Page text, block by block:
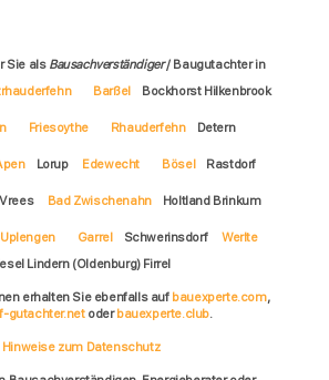
Sie als Bausachverständiger/ Baugutachter in
Barßel Bockhorst Hilkenbrook
Friesoythe Rhauderfehn Detern
Lorup Edewecht Bösel Rastdorf
Bad Zwischenahn Holtland Brinkum
Uplengen Garrel Schwerinsdorf
Werlte
Lindern (Oldenburg) Firrel
erhalten Sie ebenfalls auf bauexperte.com,
gutachter.netoderbauexperte.club.
Hinweise zum Datenschutz